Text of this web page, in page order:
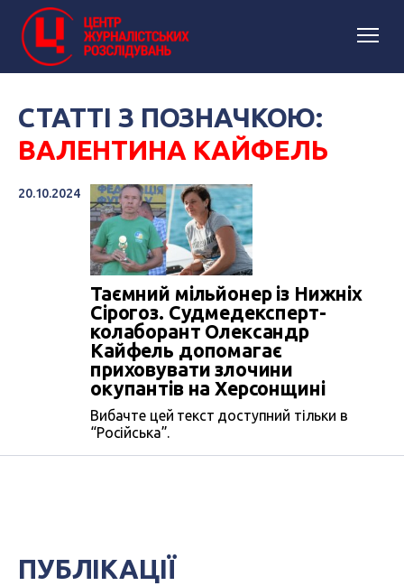
СТАТТІ З ПОЗНАЧКОЮ:
ВАЛЕНТИНА КАЙФЕЛЬ
20.10.2024
Таємний мільйонер із Нижніх
Сірогоз. Судмедексперт-
колаборант Олександр
Кайфель допомагає
приховувати злочини
окупантів на Херсонщині
Вибачте цей текст доступний тільки в
“Російська”.
ПУБЛІКАЦІЇ